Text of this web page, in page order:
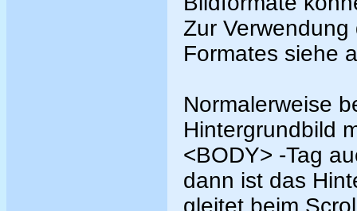
Zur
Formates siehe
Normalerweise
Hintergrundbild
<BODY> -Tag
dann ist das
gleitet beim